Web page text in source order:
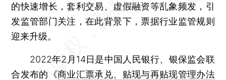
的快速增长，套利交易、虚假融资等乱象频发，引
发监管部门关注，在此背景下，票据行业监管规则
迎来升级。
2022年2月14日是中国人民银行、银保监会联
合发布的《商业汇票承兑、贴现与再贴现管理办法